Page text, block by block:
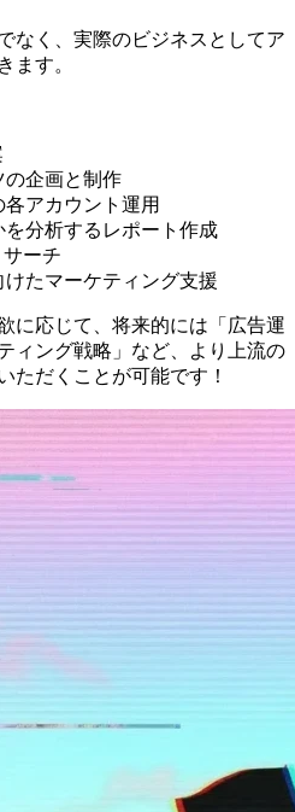
なく、実際のビジネスとしてア
ます。
の企画と制作
各アカウント運用
分析するレポート作成
ーチ
たマーケティング支援
に応じて、将来的には「広告運
ィング戦略」など、より上流の
ただくことが可能です！